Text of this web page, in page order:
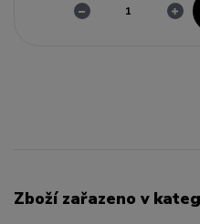
Zboží zařazeno v